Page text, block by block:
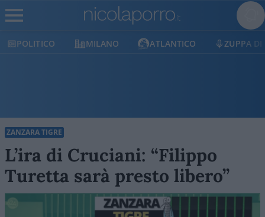
POLITICO MILANO ATLANTICO ZUPPA DI
ZANZARA TIGRE
L’ira di Cruciani: “Filippo
Turetta sarà presto libero”